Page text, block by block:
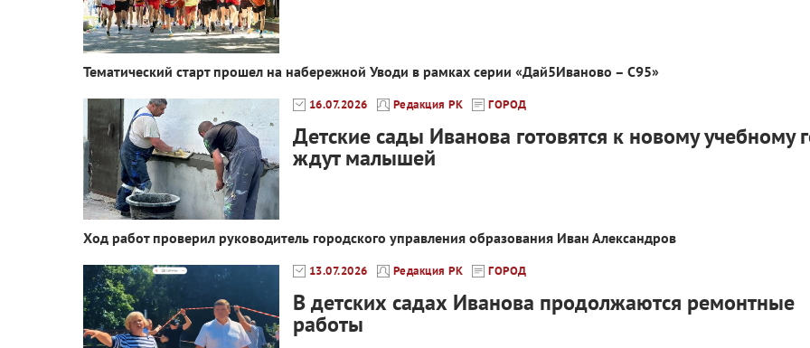
Тематический старт прошел на набережной Уводи в рамках серии «Дай5Иваново – С95»
16.07.2026 Редакция РК ГОРОД
Детские сады Иванова готовятся к новому учебному
ждут малышей
Ход работ проверил руководитель городского управления образования Иван Александров
13.07.2026 Редакция РК ГОРОД
В детских садах Иванова продолжаются ремонтные
работы